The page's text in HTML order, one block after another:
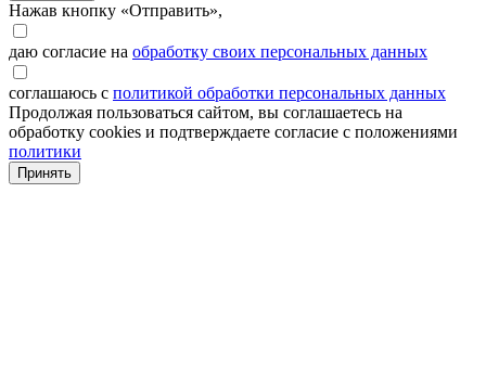
Нажав кнопку «Отправить»,
даю согласие на обработку своих персональных данных
соглашаюсь с политикой обработки персональных данных
Продолжая пользоваться сайтом, вы соглашаетесь на
обработку cookies и подтверждаете согласие с положениями
политики
Принять